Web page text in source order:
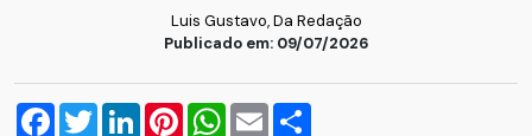
Luis Gustavo, Da Redação
Publicado em: 09/07/2026
Facebook
TwitterLinkedInPinterestWhatsApp
Email